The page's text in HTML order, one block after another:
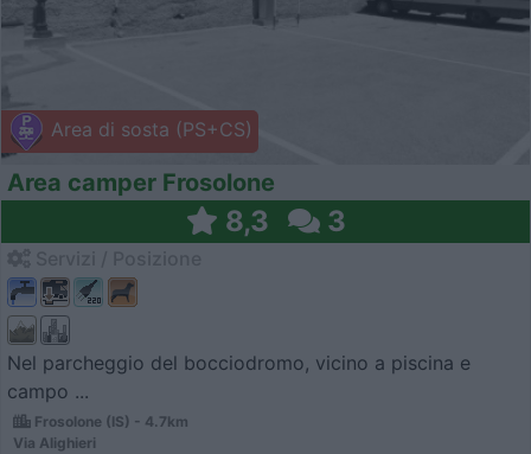
Area di sosta (PS+CS)
Area camper Frosolone
8,3 3
Nel parcheggio del bocciodromo, vicino a piscina e
campo ...
Frosolone (IS) - 4.7km
Via Alighieri